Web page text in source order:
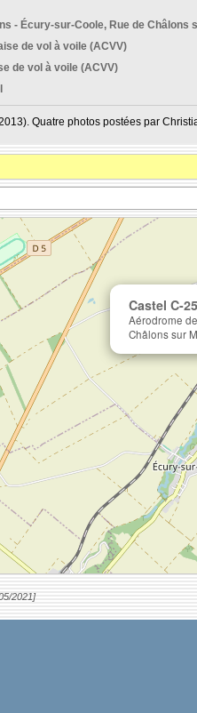
- Écury-sur-Coole, Rue de Châlons
de vol à voile (ACVV)
de vol à voile (ACVV)
Quatre photos postées par
Castel C-
Aérodrome
Châlons sur
2021]